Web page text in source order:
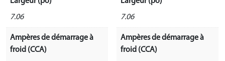
7.06
Ampères de démarrage à
froid (CCA)
7.06
Ampères de démarrage à
froid (CCA)